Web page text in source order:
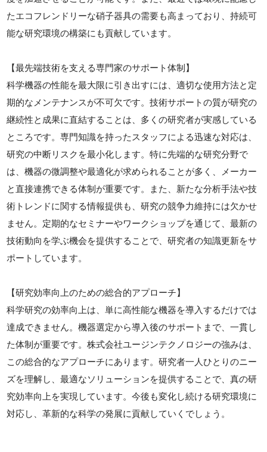
たエコフレンドリーな硝子器具の需要も高まっており、持続可
能な研究環境の構築にも貢献しています。
【最先端技術を支える専門家のサポート体制】
科学機器の性能を最大限に引き出すには、適切な使用方法と定
期的なメンテナンスが不可欠です。技術サポートの質が研究の
継続性と成果に直結することは、多くの研究者が実感している
ところです。専門知識を持ったスタッフによる迅速な対応は、
研究の中断リスクを最小化します。特に先端的な研究分野で
は、機器の微調整や最適化が求められることが多く、メーカー
と直接連携できる体制が重要です。また、新たな分析手法や技
術トレンドに関する情報提供も、研究の競争力維持には欠かせ
ません。定期的なセミナーやワークショップを通じて、最新の
技術動向を学ぶ機会を提供することで、研究者の知識更新をサ
ポートしています。
【研究効率向上のための総合的アプローチ】
科学研究の効率向上は、単に高性能な機器を導入するだけでは
達成できません。機器選定から導入後のサポートまで、一貫し
た体制が重要です。株式会社ユージンテクノロジーの強みは、
この総合的なアプローチにあります。研究者一人ひとりのニー
ズを理解し、最適なソリューションを提供することで、真の研
究効率向上を実現しています。今後も変化し続ける研究環境に
対応し、革新的な科学の発展に貢献していくでしょう。